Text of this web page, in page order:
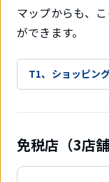
マップからも、
ができます。
T1、ショッピン
免税店（3店舗